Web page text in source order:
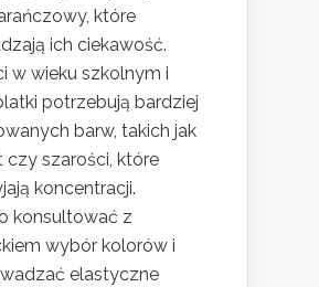
które
ich ciekawość.
w wieku szkolnym i
potrzebują bardziej
barw, takich jak
czy szarości, które
koncentracji.
konsultować z
wybór kolorów i
elastyczne